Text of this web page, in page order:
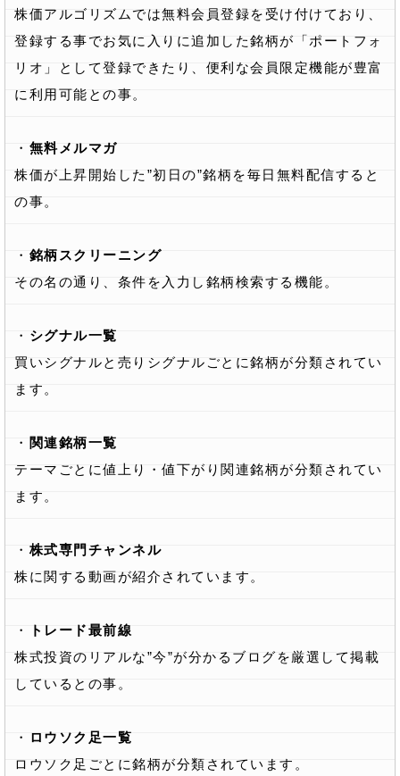
株価アルゴリズムでは無料会員登録を受け付けており、
登録する事でお気に入りに追加した銘柄が「ポートフォ
リオ」として登録できたり、便利な会員限定機能が豊富
に利用可能との事。
・ 無料メルマガ
株価が上昇開始した”初日の”銘柄を毎日無料配信すると
の事。
・ 銘柄スクリーニング
その名の通り、条件を入力し銘柄検索する機能。
・ シグナル一覧
買いシグナルと売りシグナルごとに銘柄が分類されてい
ます。
・ 関連銘柄一覧
テーマごとに値上り・値下がり関連銘柄が分類されてい
ます。
・ 株式専門チャンネル
株に関する動画が紹介されています。
・
トレード最前線
株式投資のリアルな”今”が分かるブログを厳選して掲載
しているとの事。
・ ロウソク足一覧
ロウソク足ごとに銘柄が分類されています。